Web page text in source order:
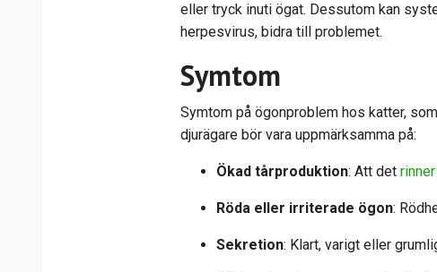
eller tryck inuti ögat. Dessutom kan
herpesvirus, bidra till problemet.
Symtom
Symtom på ögonproblem hos katter,
djurägare bör vara uppmärksamma på:
Ökad tårproduktion: Att det
Röda eller irriterade ögon:
Sekretion: Klart, varigt eller